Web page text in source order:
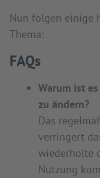
Nun folgen einige
Thema:
FAQs
Warum ist
zu ändern?
Das
verringert
wiederholte
Nutzung